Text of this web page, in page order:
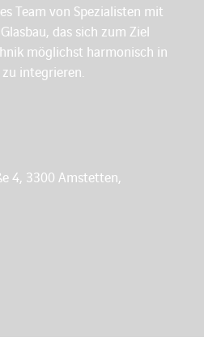
Team von Spezialisten mit
das sich zum Ziel
möglichst harmonisch in
integrieren.
4, 3300 Amstetten,